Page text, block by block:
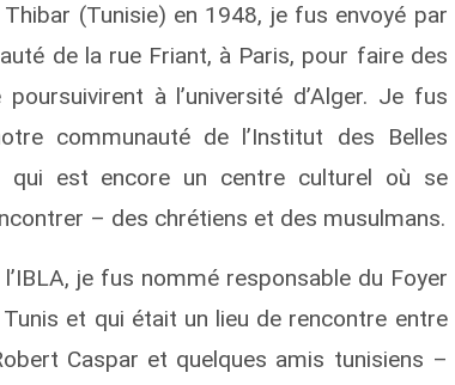
(Tunisie) en 1948, je fus envoyé par
de la rue Friant, à Paris, pour faire des
à l’université d’Alger. Je fus
communauté de l’Institut des Belles
est encore un centre culturel où se
– des chrétiens et des musulmans.
je fus nommé responsable du Foyer
et qui était un lieu de rencontre entre
Caspar et quelques amis tunisiens –